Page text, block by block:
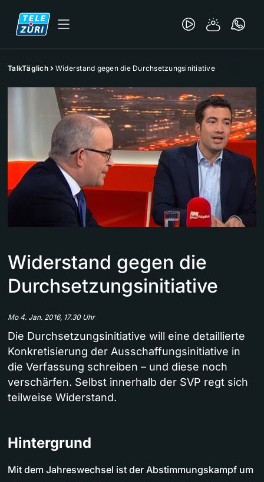
TalkTäglich Widerstand gegen die Durchsetzungsinitiative
Widerstand gegen die
Durchsetzungsinitiative
Mo 4. Jan. 2016, 17.30 Uhr
Die Durchsetzungsinitiative will eine detaillierte
Konkretisierung der Ausschaffungsinitiative in
die Verfassung schreiben – und diese noch
verschärfen. Selbst innerhalb der SVP regt sich
teilweise Widerstand.
Hintergrund
Mit dem Jahreswechsel ist der Abstimmungskampf um